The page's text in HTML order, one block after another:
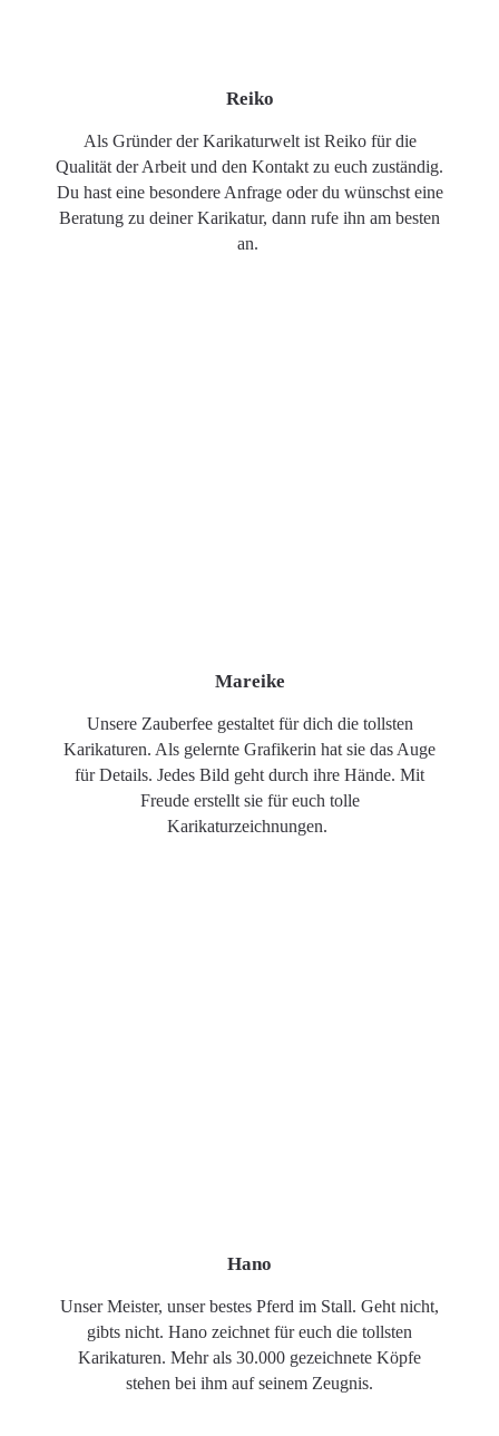
Reiko
Als Gründer der Karikaturwelt ist Reiko für die
Qualität der Arbeit und den Kontakt zu euch zuständig.
Du hast eine besondere Anfrage oder du wünschst eine
Beratung zu deiner Karikatur, dann rufe ihn am besten
an.
Mareike
Unsere Zauberfee gestaltet für dich die tollsten
Karikaturen. Als gelernte Grafikerin hat sie das Auge
für Details. Jedes Bild geht durch ihre Hände. Mit
Freude erstellt sie für euch tolle
Karikaturzeichnungen.
Hano
Unser Meister, unser bestes Pferd im Stall. Geht nicht,
gibts nicht. Hano zeichnet für euch die tollsten
Karikaturen. Mehr als 30.000 gezeichnete Köpfe
stehen bei ihm auf seinem Zeugnis.